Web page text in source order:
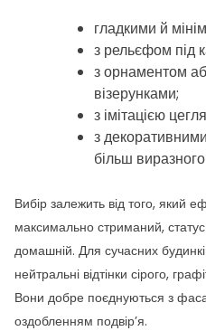
гладкими й
з рельєфом під
з орнаментом
візерунками;
з імітацією
з
більш
Вибір залежить від того, який
максимально стриманий,
домашній. Для сучасних
нейтральні відтінки сірого,
Вони добре поєднуються з
оздобленням подвір’я.